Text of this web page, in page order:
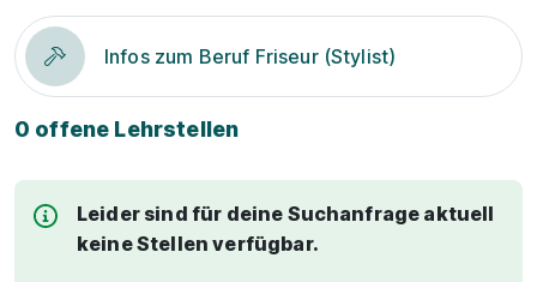
Infos zum Beruf Friseur (Stylist)
0 offene Lehrstellen
Leider sind für deine Suchanfrage aktuell
keine Stellen verfügbar.